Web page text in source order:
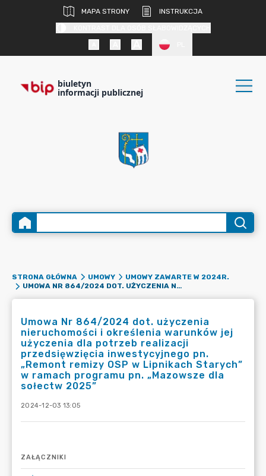
MAPA STRONY
INSTRUKCJA
biuletyn
informacji publicznej
STRONA GŁÓWNA UMOWY
UMOWY ZAWARTE W 2024R.
UMOWA NR 864/2024 DOT. UŻYCZENIA NIERUCHOMOŚCI I OKREŚLENIA WARUNKÓW JEJ UŻYCZENIA DLA POTRZEB REALIZACJI PRZEDSIĘWZIĘCIA INWESTYCYJNEGO PN. „REMONT REMIZY OSP W LIPNIKACH STARYCH” W RAMACH PROGRAMU PN. „MAZOWSZE DLA SOŁECTW 2025”
Umowa Nr 864/2024 dot. użyczenia
nieruchomości i określenia warunków jej
użyczenia dla potrzeb realizacji
przedsięwzięcia inwestycyjnego pn.
„Remont remizy OSP w Lipnikach Starych”
w ramach programu pn. „Mazowsze dla
sołectw 2025”
2024-12-03 13:05
ZAŁĄCZNIKI